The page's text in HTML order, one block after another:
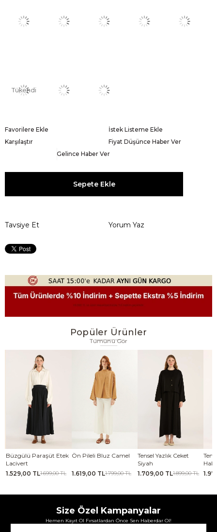
Tükendi
Favorilere Ekle
İstek Listeme Ekle
Karşılaştır
Fiyat Düşünce Haber Ver
Gelince Haber Ver
Tavsiye Et Yorum Yaz
Popüler Ürünler
Tümünü Gör
Büzgülü Paraşüt Etek
Lacivert
1.529,00 TL1.699,00 TL
Ön Pileli Bluz Camel
1.619,00 TL1.799,00 TL
Tensel Yazlık Ceket
Siyah
1.709,00 TL1.899,00 TL
Haki
Size Özel Kampanyalar
Hemen Kayıt Ol Fırsatlardan Önce Sen Haberdar Ol!